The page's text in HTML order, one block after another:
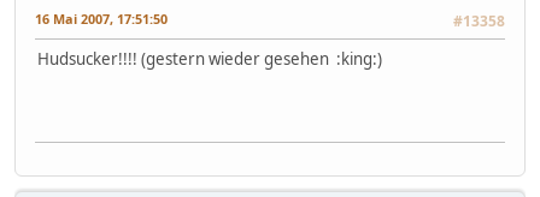
16 Mai 2007, 17:51:50 #13358
Hudsucker!!!! (gestern wieder gesehen :king:)